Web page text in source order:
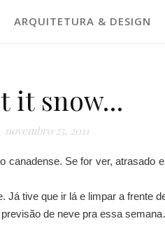
ARQUITETURA & DESIGN
it snow…
novembro 25, 2011
canadense. Se for ver,
tive que ir lá e limpar a frente
de neve pra essa